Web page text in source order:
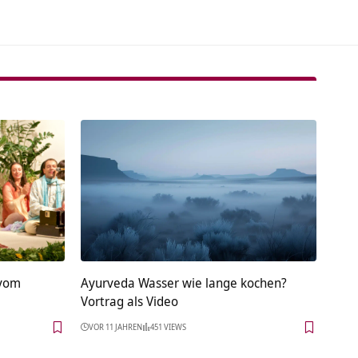
Ayurveda Wasser wie lange kochen?
Vortrag als Video
VOR 11 JAHREN 451 VIEWS